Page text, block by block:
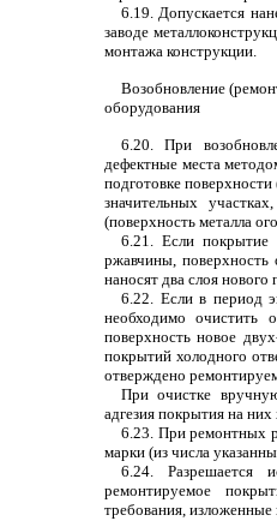
6.19. Допускается
заводе
монтажа конструкции.
Возобновление
оборудования
6.20. При
дефектные места
подготовке
значительных
(поверхность металла
6.21. Если покрытие
ржавчины,
наносят два слоя
6.22. Если в период
необходимо
поверхность новое
покрытий холодного
отверждено
При очистке
адгезия покрытия на
6.23. При ремонтных
марки (из числа
6.24. Разрешается
ремонтируемое
требования, изложенные